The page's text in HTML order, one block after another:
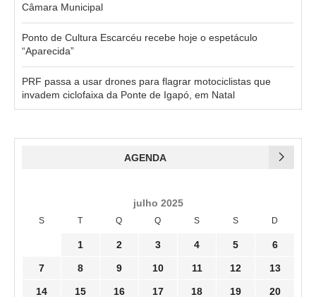
Câmara Municipal
Ponto de Cultura Escarcéu recebe hoje o espetáculo
“Aparecida”
PRF passa a usar drones para flagrar motociclistas que
invadem ciclofaixa da Ponte de Igapó, em Natal
AGENDA
julho 2025
S T Q Q S S D
1 2 3 4 5 6
7 8 9 10 11 12 13
14 15 16 17 18 19 20